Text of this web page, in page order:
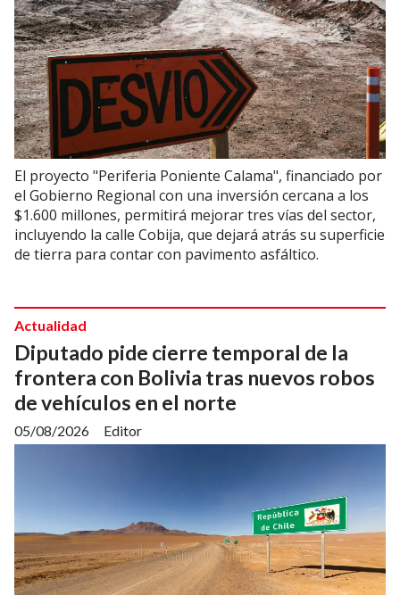
El proyecto "Periferia Poniente Calama", financiado por
el Gobierno Regional con una inversión cercana a los
$1.600 millones, permitirá mejorar tres vías del sector,
incluyendo la calle Cobija, que dejará atrás su superficie
de tierra para contar con pavimento asfáltico.
Diputado pide cierre temporal de la
frontera con Bolivia tras nuevos robos
de vehículos en el norte
Editor
Actualidad
05/08/2026